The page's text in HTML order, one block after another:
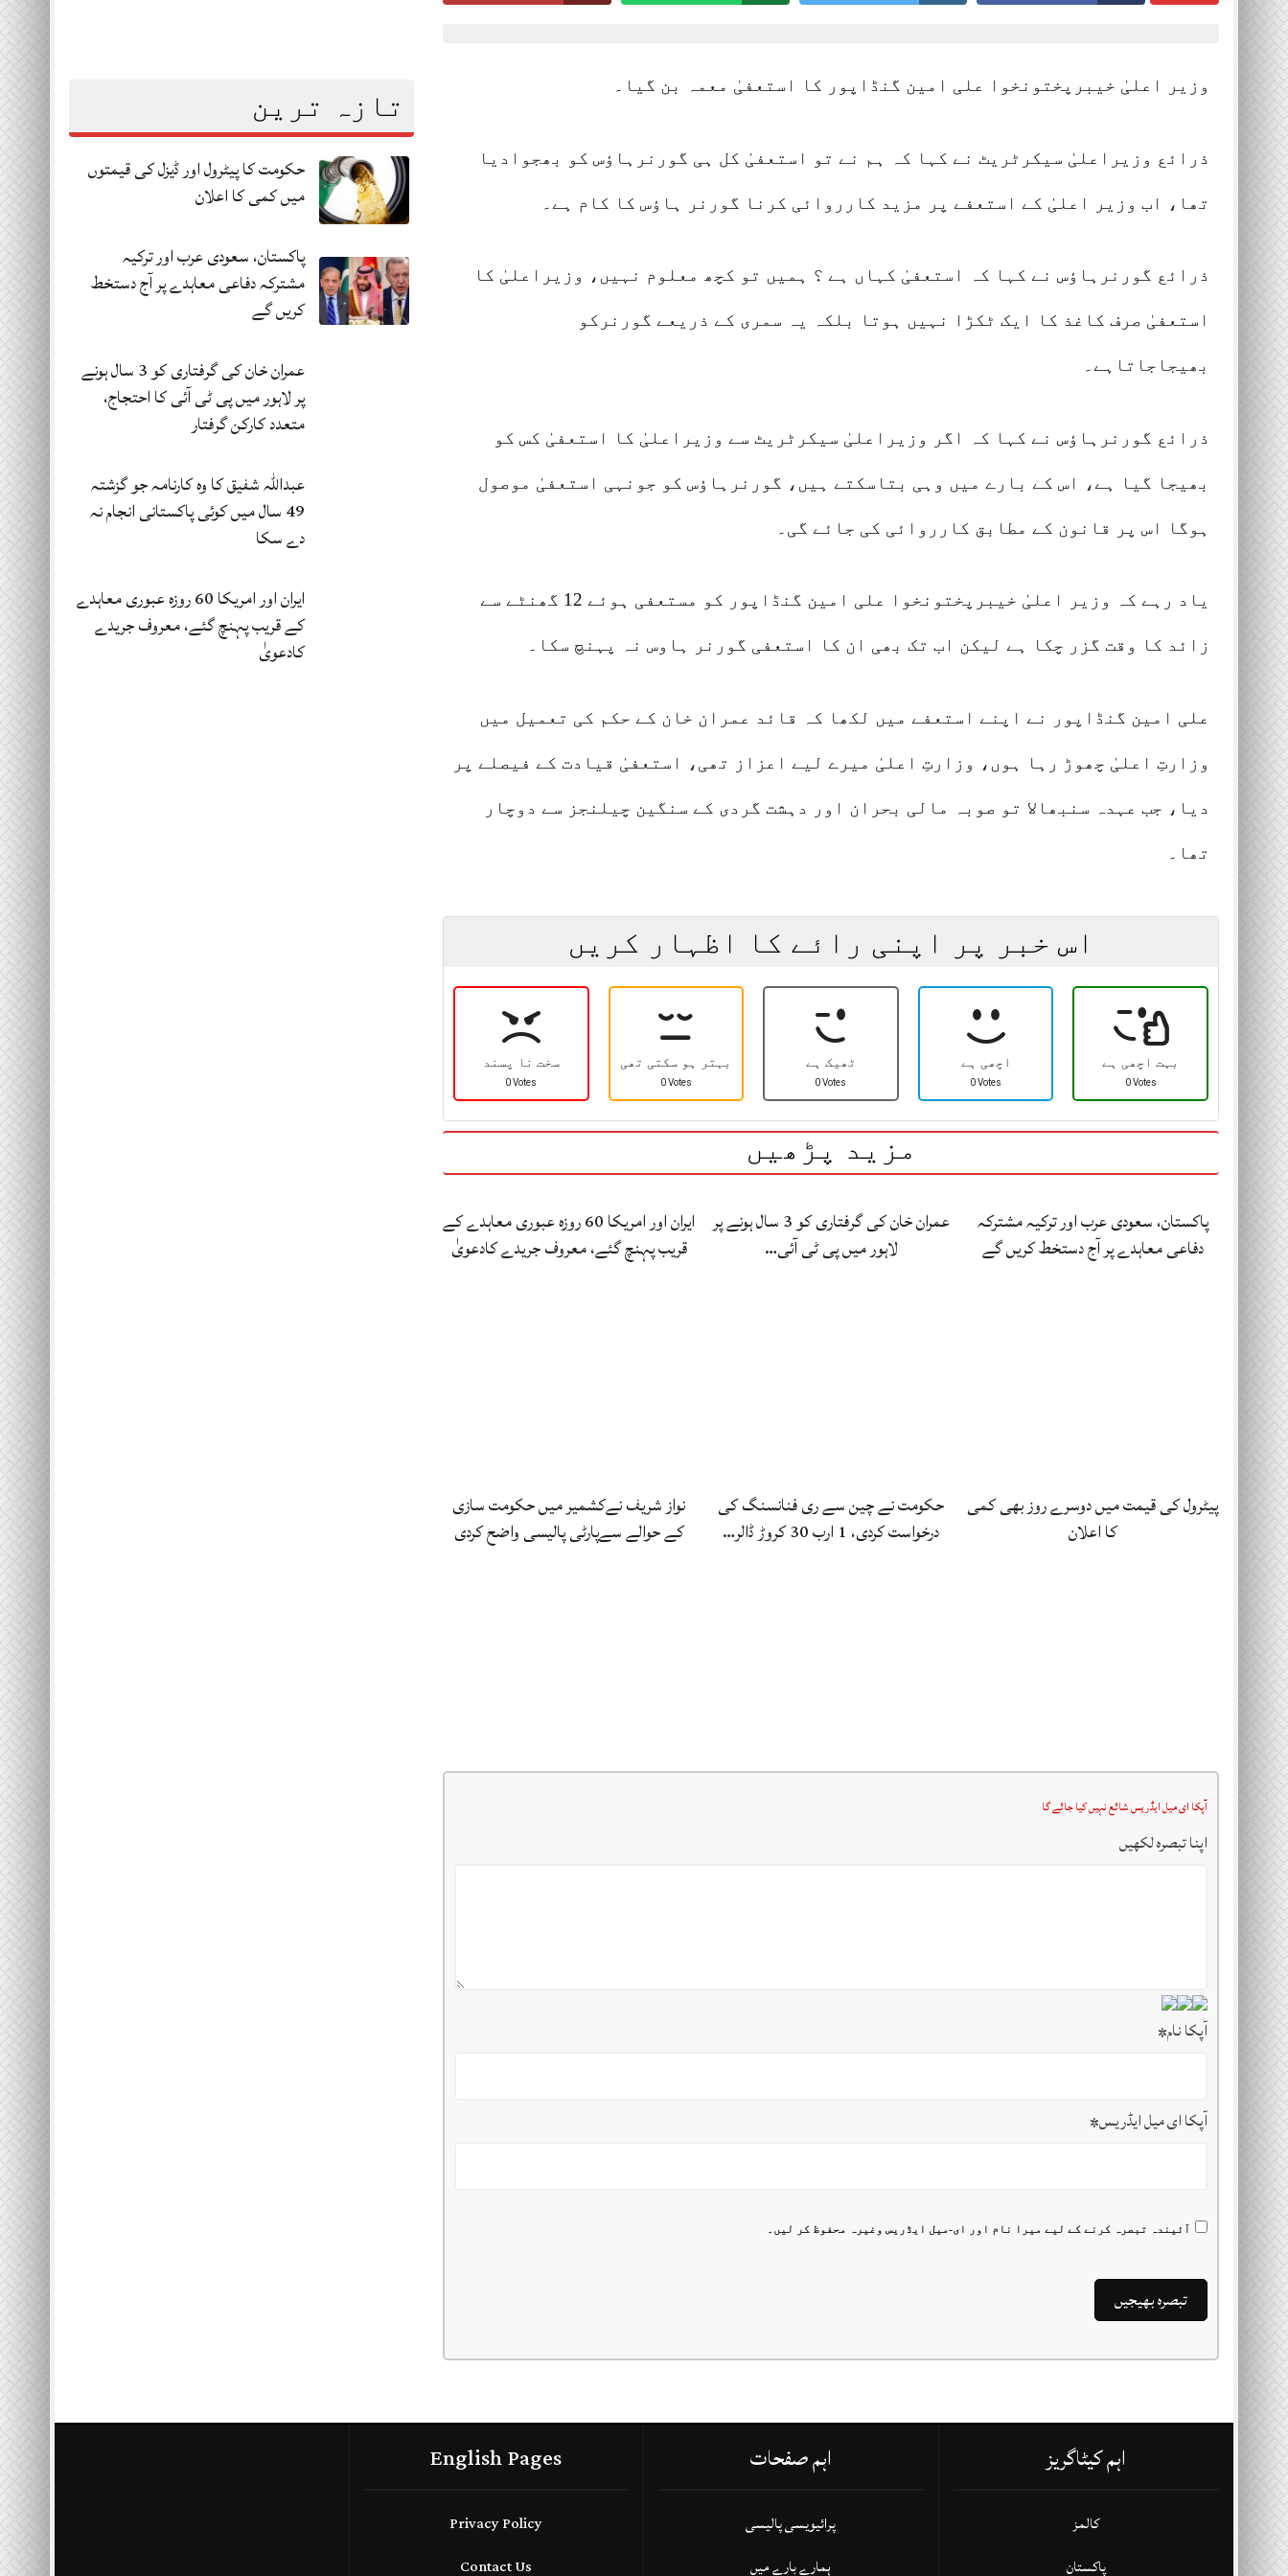
تازہ ترین
حکومت کا پیٹرول اور ڈیزل کی قیمتوں
میں کمی کا اعلان
پاکستان، سعودی عرب اور ترکیہ
مشترکہ دفاعی معاہدے پر آج دستخط
کریں گے
عمران خان کی گرفتاری کو 3 سال ہونے
پر لاہور میں پی ٹی آئی کا احتجاج،
متعدد کارکن گرفتار
عبداللہ شفیق کا وہ کارنامہ جو گزشتہ
49 سال میں کوئی پاکستانی انجام نہ
دے سکا
ایران اور امریکا 60 روزہ عبوری معاہدے
کے قریب پہنچ گئے، معروف جریدے
کادعویٰ
وزیر اعلیٰ خیبرپختونخوا علی امین گنڈاپور کا استعفیٰ معمہ بن گیا۔
ذرائع وزیراعلیٰ سیکرٹریٹ نے کہا کہ ہم نے تو استعفیٰ کل ہی گورنرہاؤس کو بھجوادیا
تھا، اب وزیر اعلیٰ کے استعفے پر مزید کارروائی کرنا گورنر ہاؤس کا کام ہے۔
ذرائع گورنرہاؤس نے کہا کہ استعفیٰ کہاں ہے ؟ ہمیں تو کچھ معلوم نہیں، وزیراعلیٰ کا
استعفیٰ صرف کاغذ کا ایک ٹکڑا نہیں ہوتا بلکہ یہ سمری کے ذریعے گورنرکو
بھیجاجاتاہے۔
ذرائع گورنرہاؤس نے کہا کہ اگر وزیراعلیٰ سیکرٹریٹ سے وزیراعلیٰ کا استعفیٰ کس کو
بھیجا گیا ہے، اس کے بارے میں وہی بتاسکتے ہیں، گورنرہاؤس کو جونہی استعفیٰ موصول
ہوگا اس پر قانون کے مطابق کارروائی کی جائے گی۔
یاد رہے کہ وزیر اعلیٰ خیبرپختونخوا علی امین گنڈاپور کو مستعفی ہوئے 12 گھنٹے سے
زائد کا وقت گزر چکا ہے لیکن اب تک بھی ان کا استعفی گورنر ہاوس نہ پہنچ سکا۔
علی امین گنڈاپور نے اپنے استعفے میں لکھا کہ قائد عمران خان کے حکم کی تعمیل میں
وزارتِ اعلیٰ چھوڑ رہا ہوں، وزارتِ اعلیٰ میرے لیے اعزاز تھی، استعفیٰ قیادت کے فیصلے پر
دیا، جب عہدہ سنبھالا تو صوبہ مالی بحران اور دہشت گردی کے سنگین چیلنجز سے دوچار
تھا۔
اس خبر پر اپنی رائے کا اظہار کریں
سخت نا پسند
0 Votes
بہتر ہو سکتی تھی
0 Votes
ٹھیک ہے
0 Votes
اچھی ہے
0 Votes
بہت اچھی ہے
0 Votes
مزید پڑھیں
پاکستان، سعودی عرب اور ترکیہ مشترکہ
دفاعی معاہدے پر آج دستخط کریں گے
عمران خان کی گرفتاری کو 3 سال ہونے پر
لاہور میں پی ٹی آئی…
ایران اور امریکا 60 روزہ عبوری معاہدے کے
قریب پہنچ گئے، معروف جریدے کادعویٰ
پیٹرول کی قیمت میں دوسرے روز بھی کمی
کا اعلان
حکومت نے چین سے ری فنانسنگ کی
درخواست کردی، 1 ارب 30 کروڑ ڈالر…
نواز شریف نےکشمیر میں حکومت سازی
کے حوالے سےپارٹی پالیسی واضح کردی
آپکا ای میل ایڈریس شائع نہیں کیا جائے گا
اپنا تبصرہ لکھیں
آپکا نام*
آپکا ای میل ایڈریس*
آئیندہ تبصرہ کرنے کے لیے میرا نام اور ای-میل ایڈریس وغیرہ محفوظ کر لیں۔
English Pages
Privacy Policy
Contact Us
اہم صفحات
پرائیویسی پالیسی
ہمارے بارے میں
اہم کیٹاگریز
کالمز
پاکستان